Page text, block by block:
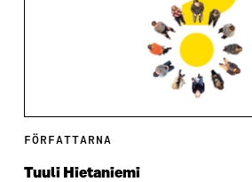
FÖRFATTARNA
Tuuli Hietaniemi